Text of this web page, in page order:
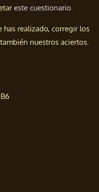
este cuestionario.
has realizado, corregir los
nuestros aciertos.